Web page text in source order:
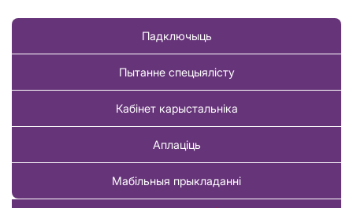
Падключыць
Пытанне спецыялісту
Кабінет карыстальніка
Аплаціць
Мабільныя прыкладанні